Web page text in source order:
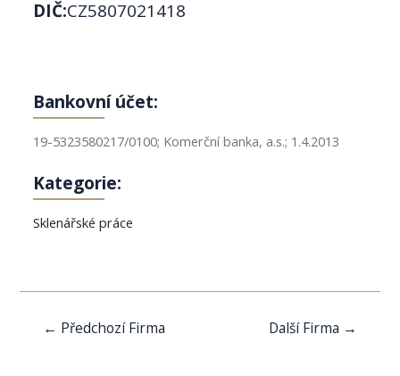
DIČ:CZ5807021418
Bankovní účet:
19-5323580217/0100; Komerční banka, a.s.; 1.4.2013
Kategorie:
Sklenářské práce
Navigace
← Předchozí Firma Další Firma →